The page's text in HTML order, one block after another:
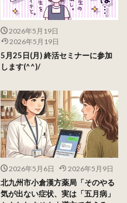
2026年5月19日
2026年5月19日
5月25日(月) 終活セミナーに参加
します(^^)/
2026年5月6日 2026年5月9日
北九州市小倉漢方薬局「そのやる
気が出ない症状、実は「五月病」